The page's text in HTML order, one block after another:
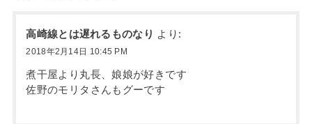
高崎線とは遅れるものなり より:
2018年2月14日 10:45 PM
煮干屋より丸長、娘娘が好きです
佐野のモリタさんもグーです